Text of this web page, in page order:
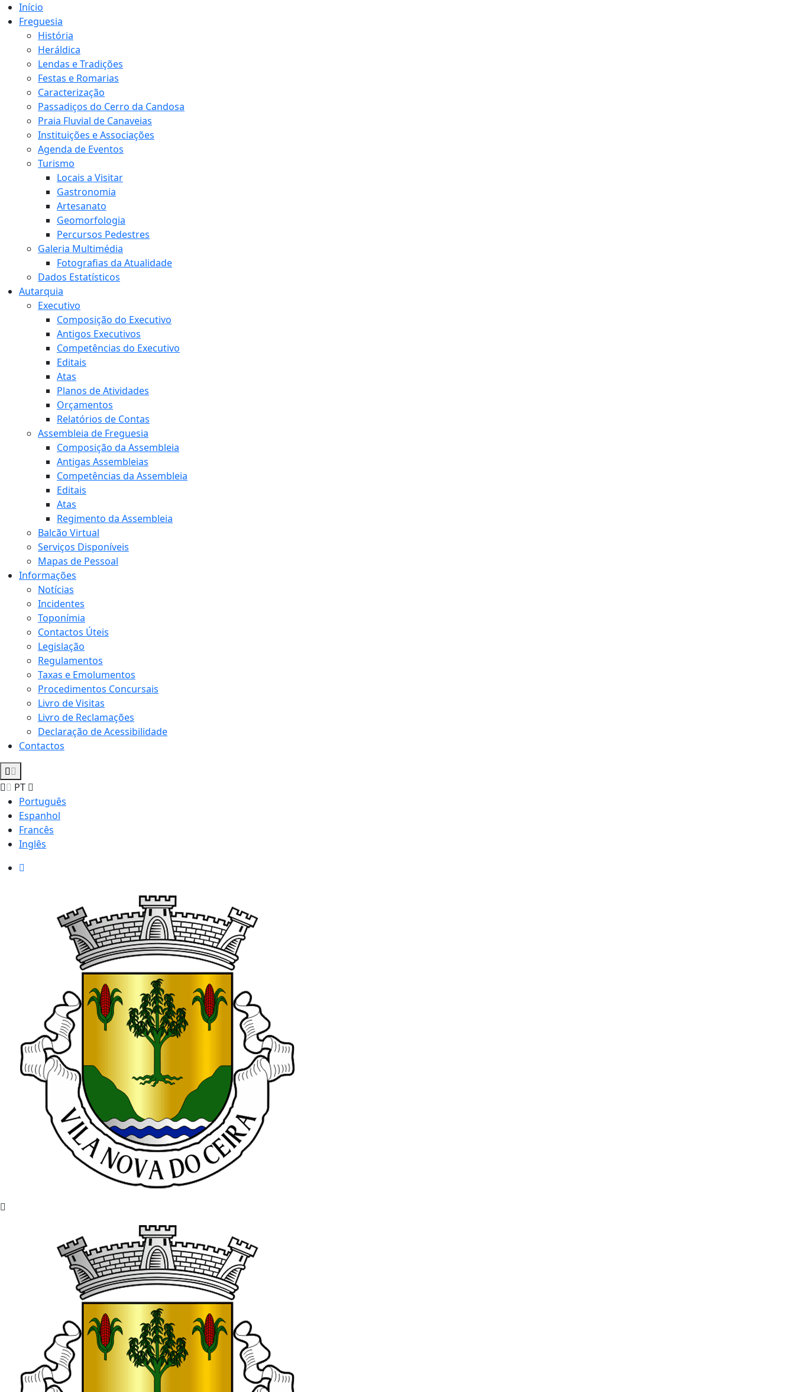
Início
Freguesia
História
Heráldica
Lendas e Tradições
Festas e Romarias
Caracterização
Passadiços do Cerro da Candosa
Praia Fluvial de Canaveias
Instituições e Associações
Agenda de Eventos
Turismo
Locais a Visitar
Gastronomia
Artesanato
Geomorfologia
Percursos Pedestres
Galeria Multimédia
Fotografias da Atualidade
Dados Estatísticos
Autarquia
Executivo
Composição do Executivo
Antigos Executivos
Competências do Executivo
Editais
Atas
Planos de Atividades
Orçamentos
Relatórios de Contas
Assembleia de Freguesia
Composição da Assembleia
Antigas Assembleias
Competências da Assembleia
Editais
Atas
Regimento da Assembleia
Balcão Virtual
Serviços Disponíveis
Mapas de Pessoal
Informações
Notícias
Incidentes
Toponímia
Contactos Úteis
Legislação
Regulamentos
Taxas e Emolumentos
Procedimentos Concursais
Livro de Visitas
Livro de Reclamações
Declaração de Acessibilidade
Contactos
PT
Português
Espanhol
Francês
Inglês